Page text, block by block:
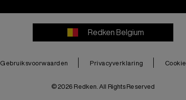
Redken Belgium
Gebruiksvoorwaarden Privacyverklaring Cookie
© 2026 Redken. All Rights Reserved